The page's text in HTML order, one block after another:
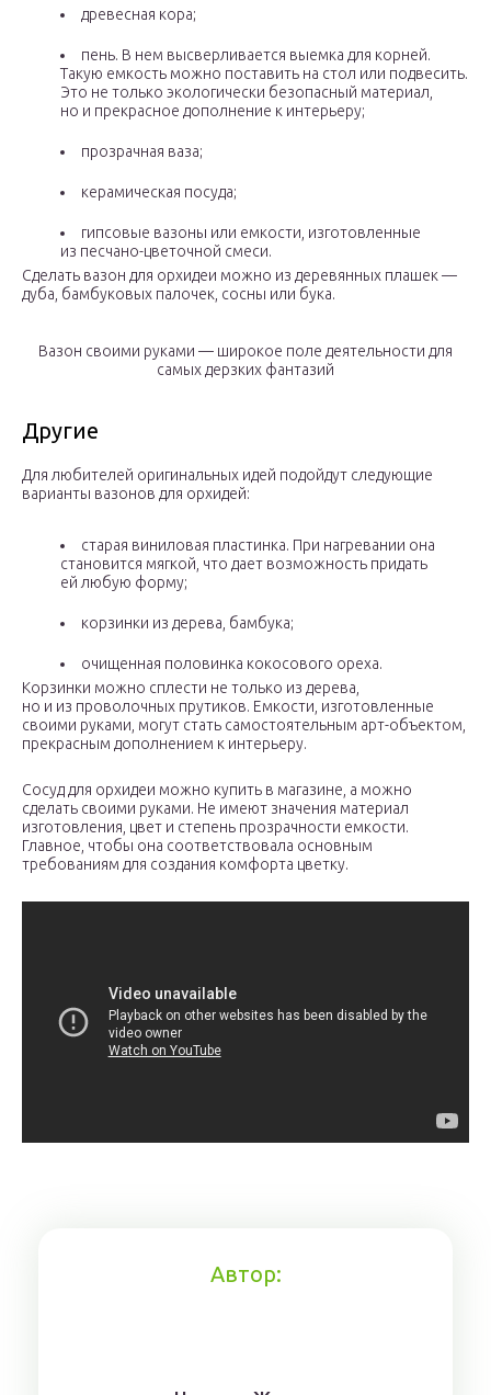
древесная кора;
пень. В нем высверливается выемка для корней.
Такую емкость можно поставить на стол или подвесить.
Это не только экологически безопасный материал,
но и прекрасное дополнение к интерьеру;
прозрачная ваза;
керамическая посуда;
гипсовые вазоны или емкости, изготовленные
из песчано-цветочной смеси.
Сделать вазон для орхидеи можно из деревянных плашек —
дуба, бамбуковых палочек, сосны или бука.
Вазон своими руками — широкое поле деятельности для
самых дерзких фантазий
Другие
Для любителей оригинальных идей подойдут следующие
варианты вазонов для орхидей:
старая виниловая пластинка. При нагревании она
становится мягкой, что дает возможность придать
ей любую форму;
корзинки из дерева, бамбука;
очищенная половинка кокосового ореха.
Корзинки можно сплести не только из дерева,
но и из проволочных прутиков. Емкости, изготовленные
своими руками, могут стать самостоятельным арт-объектом,
прекрасным дополнением к интерьеру.
Сосуд для орхидеи можно купить в магазине, а можно
сделать своими руками. Не имеют значения материал
изготовления, цвет и степень прозрачности емкости.
Главное, чтобы она соответствовала основным
требованиям для создания комфорта цветку.
Автор: